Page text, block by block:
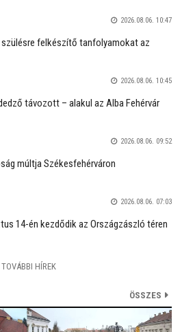
2026.08.06. 10:47
felkészítő tanfolyamokat az
2026.08.06. 10:45
távozott – alakul az Alba Fehérvár
2026.08.06. 09:52
múltja Székesfehérváron
2026.08.06. 07:03
14-én kezdődik az Országzászló téren
TOVÁBBI HÍREK
ÖSSZES